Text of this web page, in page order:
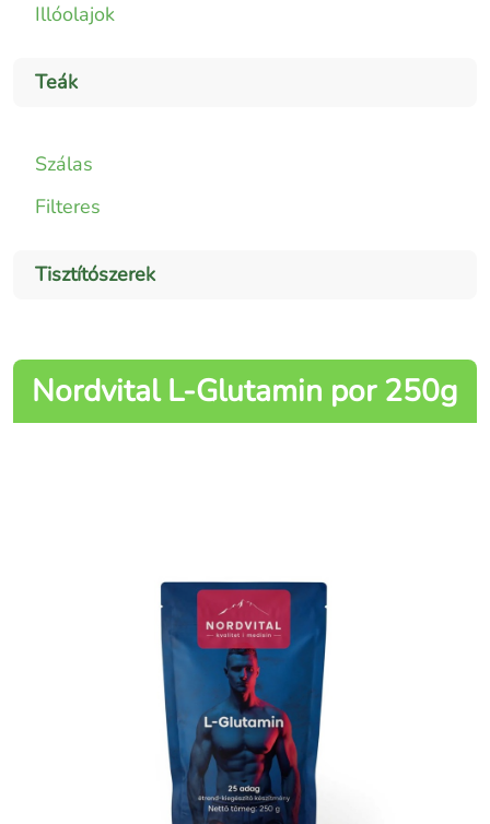
Illóolajok
Teák
Szálas
Filteres
Tisztítószerek
Nordvital L-Glutamin por 250g